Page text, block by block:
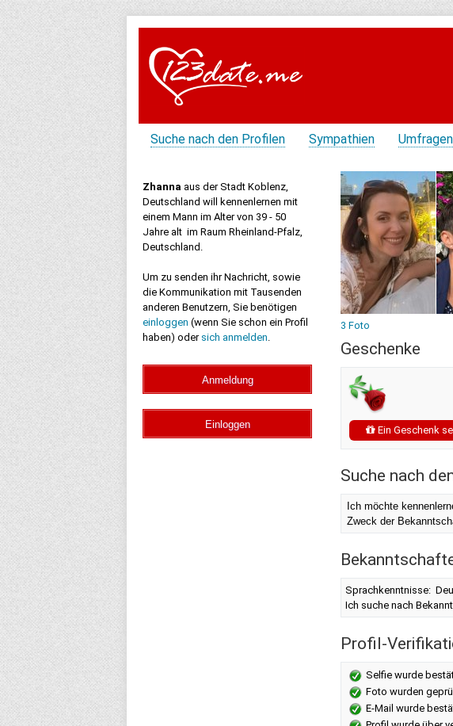
Suche nach den Profilen Sympathien Umfragen
Zhanna aus der Stadt Koblenz,
Deutschland will kennenlernen mit
einem Mann im Alter von 39 - 50
Jahre alt im Raum Rheinland-Pfalz,
Deutschland.
Um zu senden ihr Nachricht, sowie
die Kommunikation mit Tausenden
anderen Benutzern, Sie benötigen
einloggen (wenn Sie schon ein Profil
haben) oder sich anmelden.
3 Foto
Geschenke
Ein Geschenk
Suche nach
Ich möchte
Zweck der
Sprachkenntnisse:
Ich suche nach
Profil-
Selfie wurde
Foto wurden
E-Mail wurde